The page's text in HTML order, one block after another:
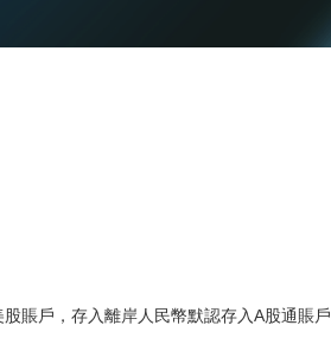
賬戶， 存入離岸人民幣默認存入A股通賬戶